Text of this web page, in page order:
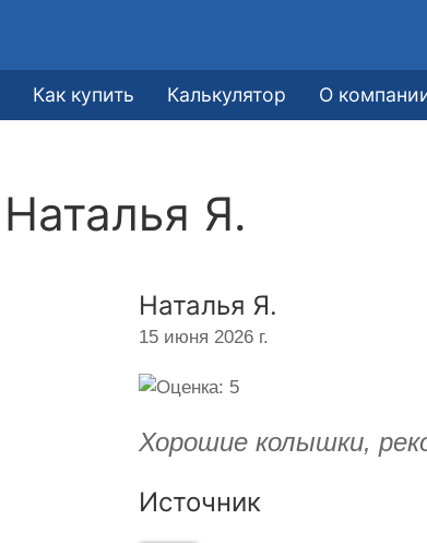
Как купить Калькулятор О
Наталья Я.
Наталья Я.
15 июня 2026 г.
Хорошие колышки,
Источник